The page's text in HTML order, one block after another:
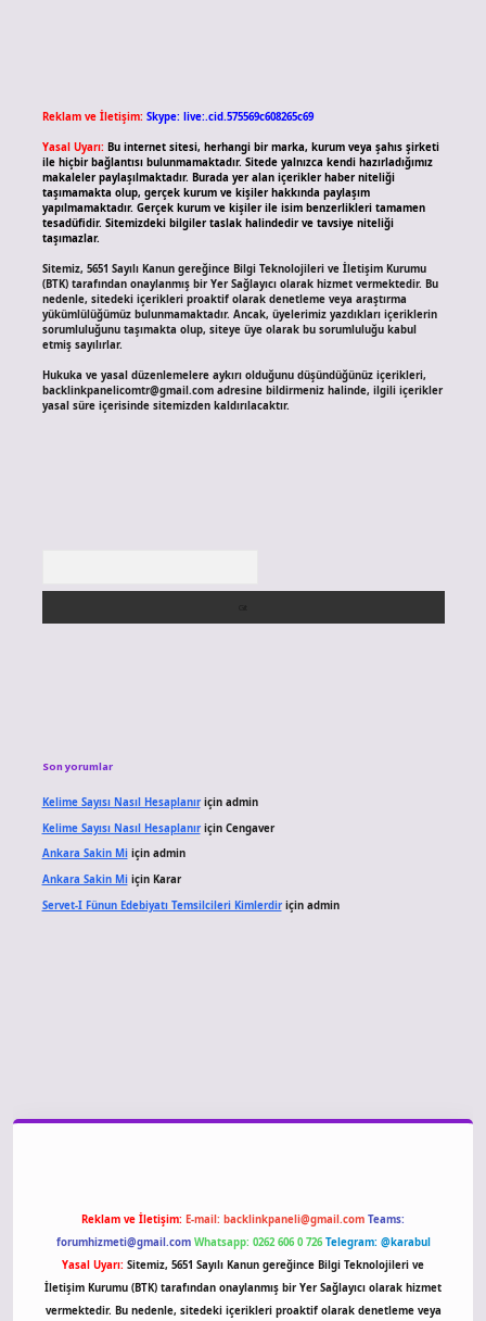
Reklam ve İletişim: Skype: live:.cid.575569c608265c69
Yasal Uyarı: Bu internet sitesi, herhangi bir marka, kurum veya şahıs şirketi
ile hiçbir bağlantısı bulunmamaktadır. Sitede yalnızca kendi hazırladığımız
makaleler paylaşılmaktadır. Burada yer alan içerikler haber niteliği
taşımamakta olup, gerçek kurum ve kişiler hakkında paylaşım
yapılmamaktadır. Gerçek kurum ve kişiler ile isim benzerlikleri tamamen
tesadüfidir. Sitemizdeki bilgiler taslak halindedir ve tavsiye niteliği
taşımazlar.
Sitemiz, 5651 Sayılı Kanun gereğince Bilgi Teknolojileri ve İletişim Kurumu
(BTK) tarafından onaylanmış bir Yer Sağlayıcı olarak hizmet vermektedir. Bu
nedenle, sitedeki içerikleri proaktif olarak denetleme veya araştırma
yükümlülüğümüz bulunmamaktadır. Ancak, üyelerimiz yazdıkları içeriklerin
sorumluluğunu taşımakta olup, siteye üye olarak bu sorumluluğu kabul
etmiş sayılırlar.
Hukuka ve yasal düzenlemelere aykırı olduğunu düşündüğünüz içerikleri,
backlinkpanelicomtr@gmail.comadresine bildirmeniz halinde, ilgili içerikler
yasal süre içerisinde sitemizden kaldırılacaktır.
Son yorumlar
Kelime Sayısı Nasıl Hesaplanıriçin admin
Kelime Sayısı Nasıl Hesaplanıriçin Cengaver
Ankara Sakin Miiçin admin
Ankara Sakin Miiçin Karar
Servet-I Fünun Edebiyatı Temsilcileri Kimlerdiriçin admin
Reklam ve İletişim: E-mail: backlinkpaneli@gmail.com Teams:
forumhizmeti@gmail.com Whatsapp: 0262 606 0 726 Telegram: @karabul
Yasal Uyarı: Sitemiz, 5651 Sayılı Kanun gereğince Bilgi Teknolojileri ve
İletişim Kurumu (BTK) tarafından onaylanmış bir Yer Sağlayıcı olarak hizmet
vermektedir. Bu nedenle, sitedeki içerikleri proaktif olarak denetleme veya